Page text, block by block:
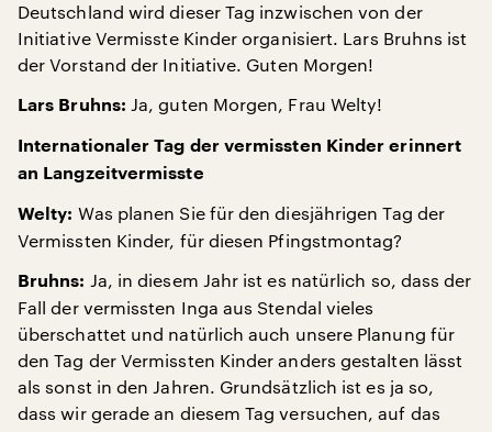
Deutschland wird dieser Tag inzwischen von der
Initiative Vermisste Kinder organisiert. Lars Bruhns ist
der Vorstand der Initiative. Guten Morgen!
Lars Bruhns: Ja, guten Morgen, Frau Welty!
Internationaler Tag der vermissten Kinder erinnert
an Langzeitvermisste
Welty: Was planen Sie für den diesjährigen Tag der
Vermissten Kinder, für diesen Pfingstmontag?
Bruhns: Ja, in diesem Jahr ist es natürlich so, dass der
Fall der vermissten Inga aus Stendal vieles
überschattet und natürlich auch unsere Planung für
den Tag der Vermissten Kinder anders gestalten lässt
als sonst in den Jahren. Grundsätzlich ist es ja so,
dass wir gerade an diesem Tag versuchen, auf das